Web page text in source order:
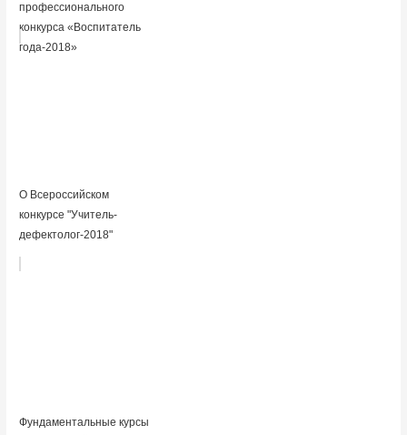
профессионального
конкурса «Воспитатель
года-2018»
О Всероссийском
конкурсе "Учитель-
дефектолог-2018"
Фундаментальные курсы